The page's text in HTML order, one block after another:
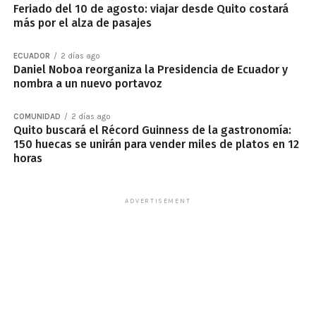
Feriado del 10 de agosto: viajar desde Quito costará
más por el alza de pasajes
ECUADOR 2 días ago
Daniel Noboa reorganiza la Presidencia de Ecuador y
nombra a un nuevo portavoz
COMUNIDAD 2 días ago
Quito buscará el Récord Guinness de la gastronomía:
150 huecas se unirán para vender miles de platos en 12
horas
ADVERTISEMENT